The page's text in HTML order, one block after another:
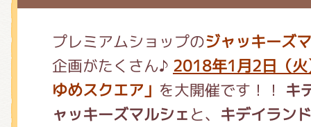
プレミアムショップのジャッキーズ
企画がたくさん♪ 2018年1月2日（
ゆめスクエア」 を大開催です！！ キ
ャッキーズマルシェと、 キデイラン
グッズインフォメーション